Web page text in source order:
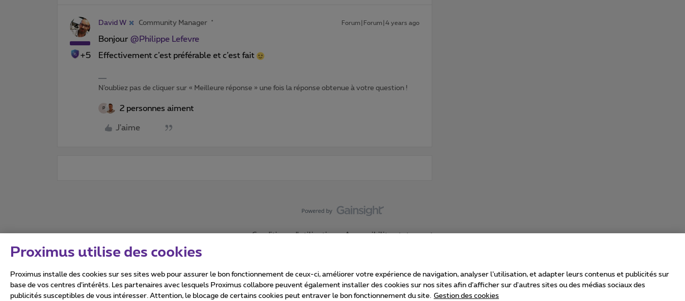
+5
David W Community Manager Forum|Forum|4 years ago
Bonjour @Philippe Lefevre
Effectivement c’est préférable et c’est fait
N’oubliez pas de cliquer sur « Meilleure réponse » une fois la réponse obtenue à votre question !
P 2 personnes aiment
J'aime
Conditions d'utilisation Accessibility statement
Tous droits réservés. ©2026Proximus
Proximus utilise des cookies
Proximus installe des cookies sur ses sites web pour assurer le bon fonctionnement de ceux-ci, améliorer votre expérience de navigation, analyser l’utilisation, et adapter leurs contenus et publicités sur
base de vos centres d’intérêts. Les partenaires avec lesquels Proximus collabore peuvent également installer des cookies sur nos sites afin d’afficher sur d'autres sites ou des médias sociaux des
publicités susceptibles de vous intéresser. Attention, le blocage de certains cookies peut entraver le bon fonctionnement du site. Gestion des cookies